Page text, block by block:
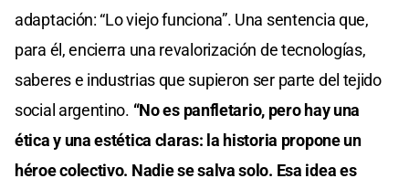
adaptación: “Lo viejo funciona”. Una sentencia que,
para él, encierra una revalorización de tecnologías,
saberes e industrias que supieron ser parte del tejido
social argentino. “No es panfletario, pero hay una
ética y una estética claras: la historia propone un
héroe colectivo. Nadie se salva solo. Esa idea es